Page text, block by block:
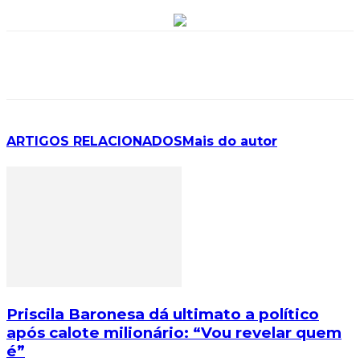
ARTIGOS RELACIONADOS Mais do autor
Priscila Baronesa dá ultimato a político
após calote milionário: “Vou revelar quem
é”